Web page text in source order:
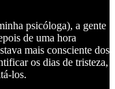
psicóloga), a gente
de uma hora
mais consciente dos
os dias de tristeza,
los.